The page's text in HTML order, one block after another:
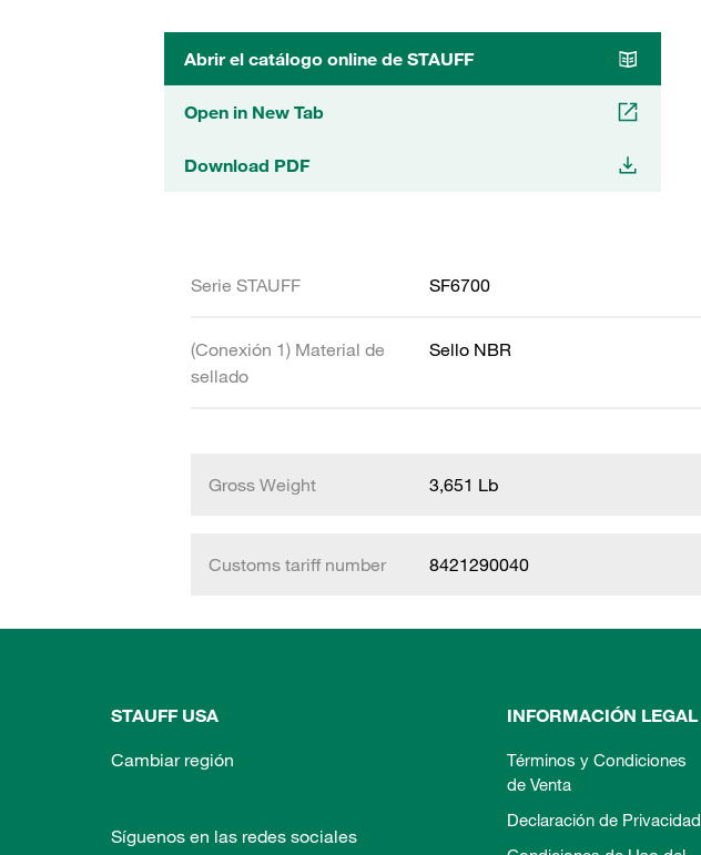
Abrir el catálogo online de STAUFF
Open in New Tab
Download PDF
Serie STAUFF SF6700
(Conexión 1) Material de
sellado
Sello NBR
Gross Weight 3,651 Lb
Customs tariff number 8421290040
STAUFF USA
Cambiar región
Síguenos en las redes sociales
INFORMACIÓN LEGAL
Términos y Condiciones
de Venta
Declaración de Privacidad